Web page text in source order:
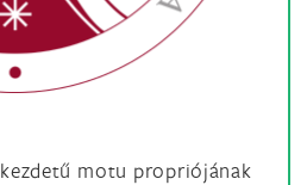
kezdetű motu propriójának